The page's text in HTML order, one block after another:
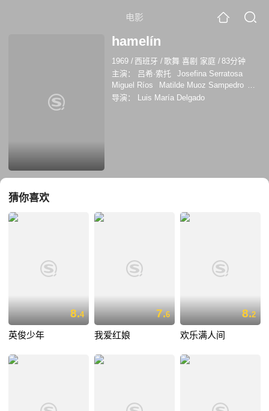
电影
hamelín
1969 / 西班牙 /歌舞 喜剧 家庭 /83分钟
主演：
吕希·索托
Josefina Serratosa
Miguel Ríos
Matilde Muoz Sampedro
Goyo Lebrero
拉斐尔·埃尔南德斯
导演： Luis María Delgado
猜你喜欢
8.4
英俊少年
7.6
我爱红娘
8.2
欢乐满人间